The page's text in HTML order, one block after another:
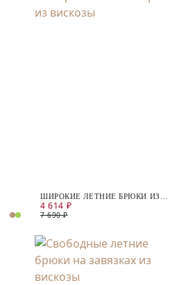
ШИРОКИЕ ЛЕТНИЕ БРЮКИ ИЗ
ВИСКОЗЫ
4 614 ₽
7 690 ₽